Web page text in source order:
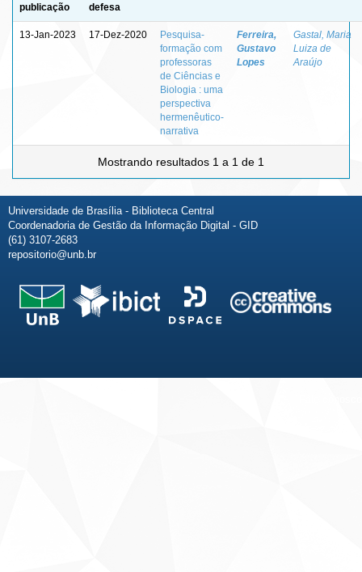
publicação
defesa
13-Jan-2023 17-Dez-2020
Pesquisa-
formação com
professoras
de Ciências e
Biologia : uma
perspectiva
hermenêutico-
narrativa
Ferreira,
Gustavo
Lopes
Gastal, Maria
Luiza de
Araújo
Mostrando resultados 1 a 1 de 1
Universidade de Brasília - Biblioteca Central
Coordenadoria de Gestão da Informação Digital - GID
(61) 3107-2683
repositorio@unb.br